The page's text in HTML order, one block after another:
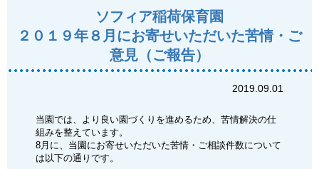
ソフィア稲荷保育園
２０１９年８月にお寄せいただいた苦情・ご
意見（ご報告）
2019.09.01
当園では、より良い園づくりを進めるため、苦情解決の仕
組みを整えています。
8月に、当園にお寄せいただいた苦情・ご相談件数について
は以下の通りです。